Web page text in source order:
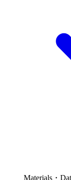
Materials・